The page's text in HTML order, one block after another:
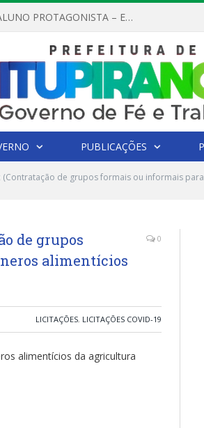
REGULAMENTO OFICIAL DO PRÊMIO ALUNO PROTAGONISTA – EDIÇÃO 2026
PUBLICAÇÕES
(Contratação de grupos formais ou informais
de grupos
alimentícios
0
LICITAÇÕES, LICITAÇÕES COVID-19
alimentícios da agricultura